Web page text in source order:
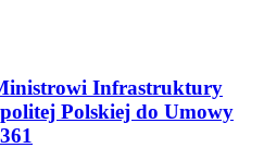
Infrastruktury
Polskiej do Umowy